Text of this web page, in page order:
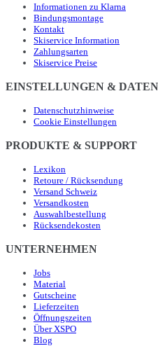
Informationen zu Klarna
Bindungsmontage
Kontakt
Skiservice Information
Zahlungsarten
Skiservice Preise
EINSTELLUNGEN &
Datenschutzhinweise
Cookie Einstellungen
PRODUKTE & SUPPORT
Lexikon
Retoure / Rücksendung
Versand Schweiz
Versandkosten
Auswahlbestellung
Rücksendekosten
UNTERNEHMEN
Jobs
Material
Gutscheine
Lieferzeiten
Öffnungszeiten
Über XSPO
Blog